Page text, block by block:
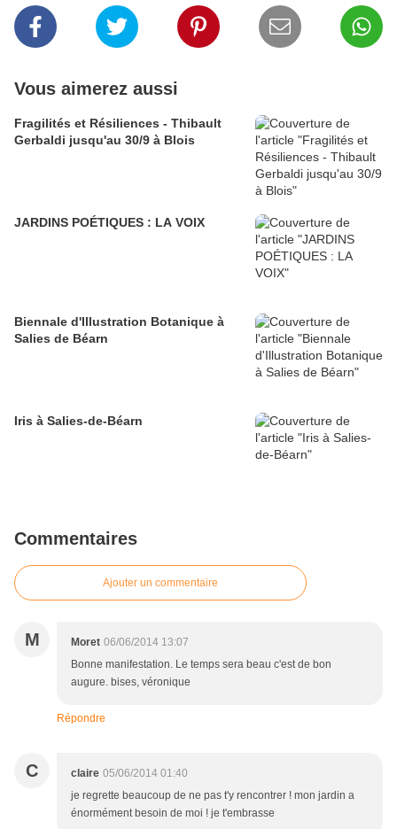
Vous aimerez aussi
Fragilités et Résiliences - Thibault
Gerbaldi jusqu'au 30/9 à Blois
JARDINS POÉTIQUES : LA VOIX
Biennale d'Illustration Botanique à
Salies de Béarn
Iris à Salies-de-Béarn
Commentaires
Ajouter un commentaire
M Moret 06/06/2014 13:07
Bonne manifestation. Le temps sera beau c'est de bon
augure. bises, véronique
Répondre
C claire 05/06/2014 01:40
je regrette beaucoup de ne pas t'y rencontrer ! mon jardin a
énormément besoin de moi ! je t'embrasse